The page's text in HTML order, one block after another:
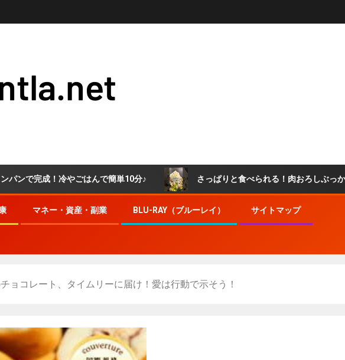
やごはんで簡単10分♪ さっぱりと食べられる！肉おろしぶっかけうどん！ #
マネー・資産・副業 BLU-RAY（ブルーレイ） サイトマップ
ョコレート、タイムリーに届け！愛は行動で示そう！